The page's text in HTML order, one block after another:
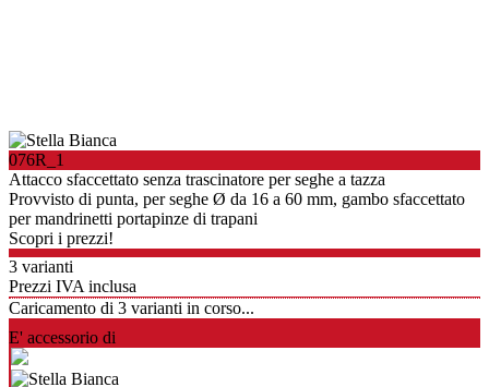
076R_1
Attacco sfaccettato senza trascinatore per seghe a tazza
Provvisto di punta, per seghe Ø da 16 a 60 mm, gambo sfaccettato
per mandrinetti portapinze di trapani
Scopri i prezzi!
3 varianti
Prezzi IVA inclusa
Caricamento di 3 varianti in corso...
E' accessorio di